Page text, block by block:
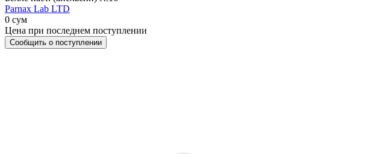
Parnax Lab LTD
0 сум
Цена при последнем поступлении
Сообщить о поступлении